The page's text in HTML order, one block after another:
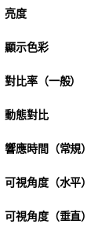
亮度
顯示色彩
對比率（一般）
動態對比
響應時間（常規）
可視角度（水平）
可視角度（垂直）